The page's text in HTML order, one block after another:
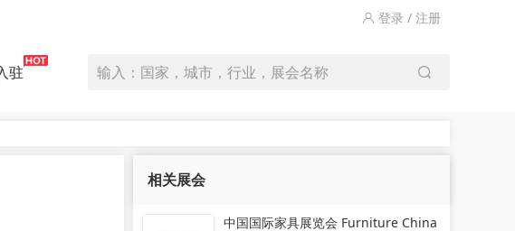
登录 / 注册
驻 输入：国家，城市，行业，展会名称
相关展会
中国国际家具展览会 Furniture China